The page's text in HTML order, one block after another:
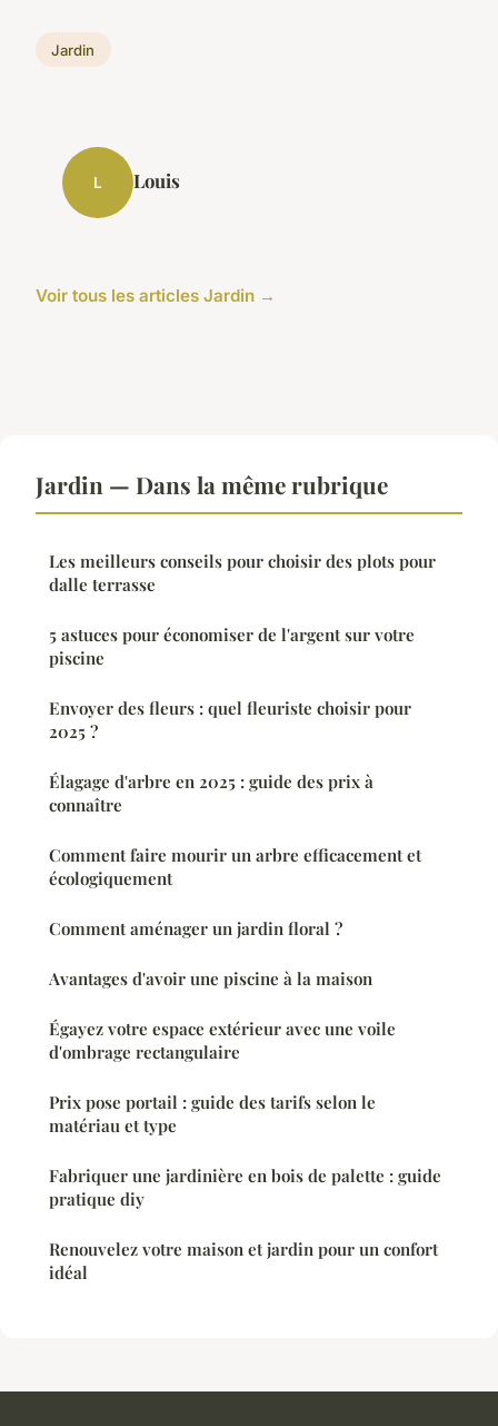
Jardin
L Louis
Voir tous les articles Jardin →
Jardin — Dans la même rubrique
Les meilleurs conseils pour choisir des plots pour
dalle terrasse
5 astuces pour économiser de l'argent sur votre
piscine
Envoyer des fleurs : quel fleuriste choisir pour
2025 ?
Élagage d'arbre en 2025 : guide des prix à
connaître
Comment faire mourir un arbre efficacement et
écologiquement
Comment aménager un jardin floral ?
Avantages d'avoir une piscine à la maison
Égayez votre espace extérieur avec une voile
d'ombrage rectangulaire
Prix pose portail : guide des tarifs selon le
matériau et type
Fabriquer une jardinière en bois de palette : guide
pratique diy
Renouvelez votre maison et jardin pour un confort
idéal